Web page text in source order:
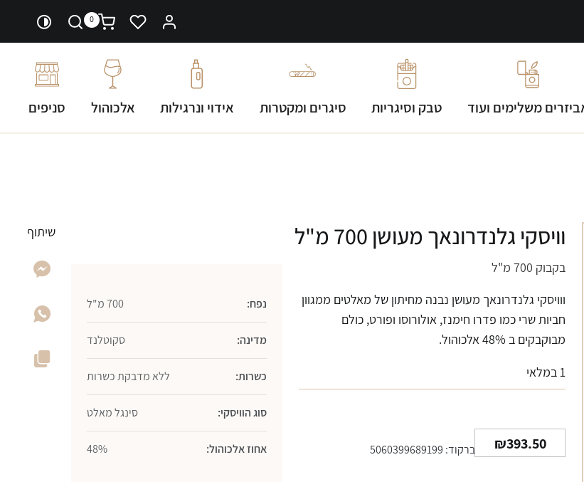
0
משלימים ועוד טבק וסיגריות סיגרים ומקטרות אידוי ונרגילות אלכוהול סניפים
וויסקי גלנדרונאך מעושן 700 מ"ל
בקבוק 700 מ"ל
ווויסקי גלנדרונאך מעושן נבנה מחיתון של מאלטים ממגוון
חביות שרי כמו פדרו חימנז, אולורוסו ופורט, כולם
מבוקבקים ב 48% אלכוהול.
1 במלאי
₪393.50 ברקוד: 5060399689199
נפח: 700 מ"ל
מדינה: סקוטלנד
כשרות: ללא מדבקת כשרות
סוג הוויסקי: סינגל מאלט
אחוז אלכוהול: 48%
שיתוף